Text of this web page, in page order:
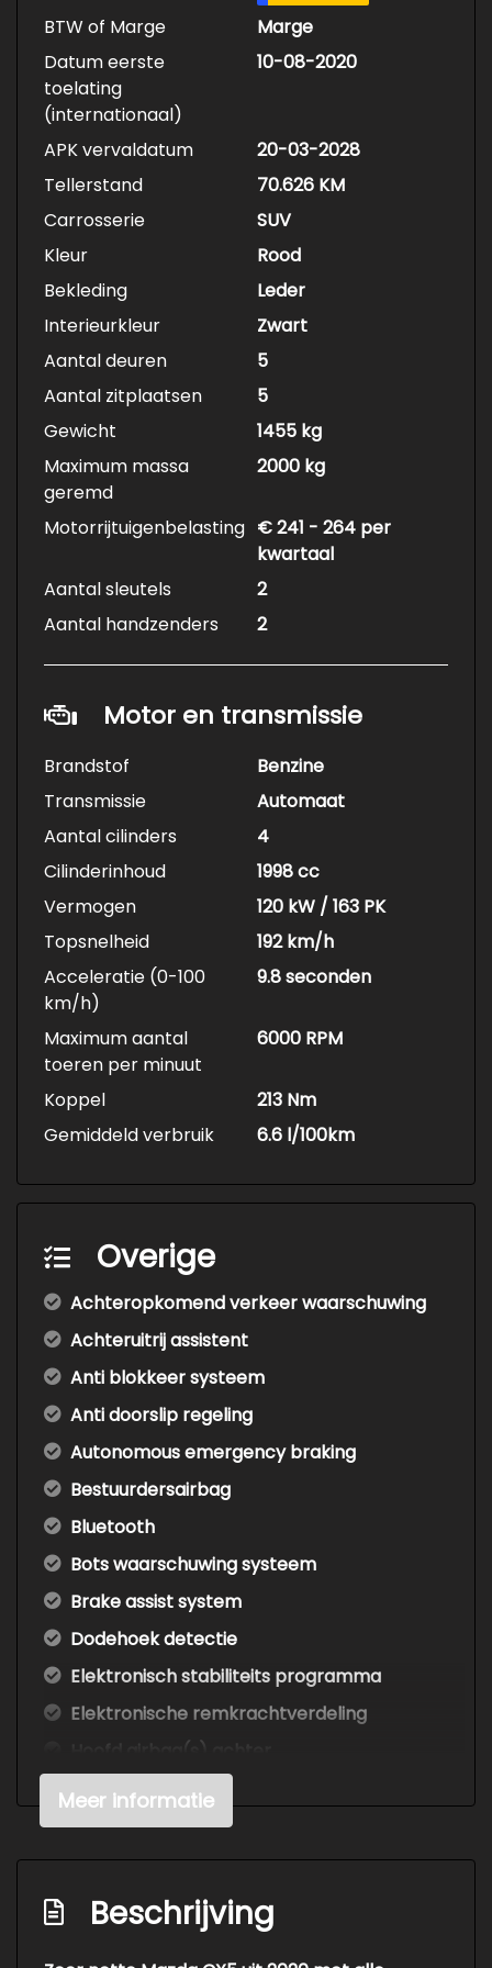
BTW of Marge
Marge
Datum eerste
toelating
(internationaal)
10-08-2020
APK vervaldatum
20-03-2028
Tellerstand
70.626 KM
Carrosserie
SUV
Kleur
Rood
Bekleding
Leder
Interieurkleur
Zwart
Aantal deuren
5
Aantal zitplaatsen
5
Gewicht
1455 kg
Maximum massa
geremd
2000 kg
Motorrijtuigenbelasting € 241 - 264 per
kwartaal
Aantal sleutels
2
Aantal handzenders
2
Motor en transmissie
Brandstof
Benzine
Transmissie
Automaat
Aantal cilinders
4
Cilinderinhoud
1998 cc
Vermogen
120 kW / 163 PK
Topsnelheid
192 km/h
Acceleratie (0-100
km/h)
9.8 seconden
Maximum aantal
toeren per minuut
6000 RPM
Koppel
213 Nm
Gemiddeld verbruik
6.6 l/100km
Overige
Achteropkomend verkeer waarschuwing
Achteruitrij assistent
Anti blokkeer systeem
Anti doorslip regeling
Autonomous emergency braking
Bestuurdersairbag
Bluetooth
Bots waarschuwing systeem
Brake assist system
Dodehoek detectie
Elektronisch stabiliteits programma
Elektronische remkrachtverdeling
Hoofd airbag(s) achter
Hoofd airbag(s) voor
Keyless start
Led mistlampen
Passagiersairbag
Rijstrooksensor met correctie
Meer informatie
Beschrijving